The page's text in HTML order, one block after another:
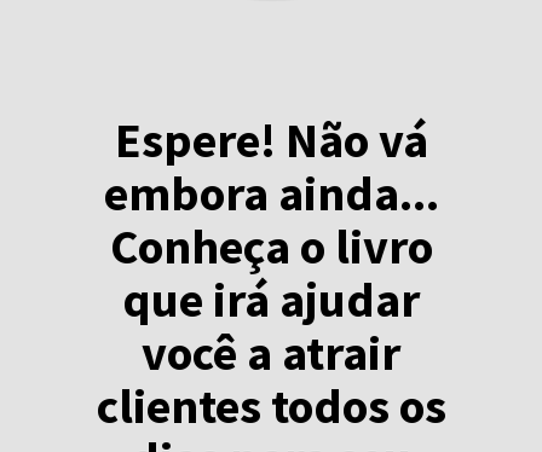
Espere! Não vá
embora ainda...
Conheça o livro
que irá ajudar
você a atrair
clientes todos os